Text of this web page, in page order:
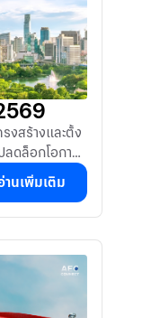
งสร้างและตั้ง
ลดล็อกโอกาส
ทศ
านเพิ่มเติม